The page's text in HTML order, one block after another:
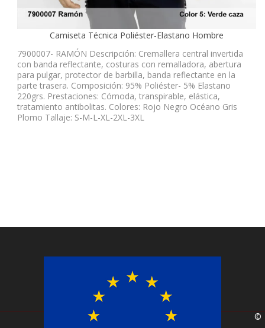
Camiseta Técnica Poliéster-Elastano Hombre
7900007- RAMÓN Descripción: Cremallera central invertida
con banda reflectante, costuras con remalladora, abertura
para pulgar, protector de barbilla, banda reflectante en la
parte trasera. Composición: 95% Poliéster- 5% Elastano
220grs. Prestaciones: Cómoda, transpirable, elástica,
tratamiento antibolitas. Colores: Rojo Negro Océano Gris
Plomo Tallaje: S-M-L-XL-2XL-3XL
©